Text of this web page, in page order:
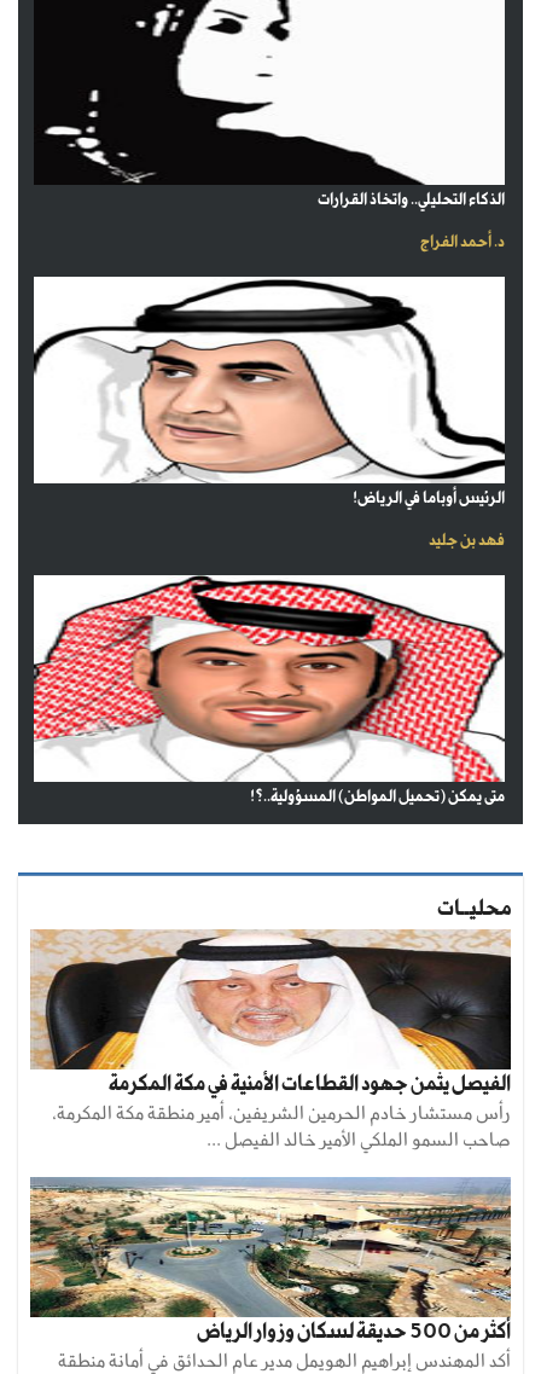
الذكاء التحليلي.. واتخاذ القرارات
د. أحمد الفراج
الرئيس أوباما في الرياض!
فهد بن جليد
متى يمكن (تحميل المواطن) المسؤولية..؟!
محليــات
الفيصل يثمن جهود القطاعات الأمنية في مكة المكرمة
رأس مستشار خادم الحرمين الشريفين، أمير منطقة مكة المكرمة،
صاحب السمو الملكي الأمير خالد الفيصل ...
أكثر من 500 حديقة لسكان وزوار الرياض
أكد المهندس إبراهيم الهويمل مدير عام الحدائق في أمانة منطقة